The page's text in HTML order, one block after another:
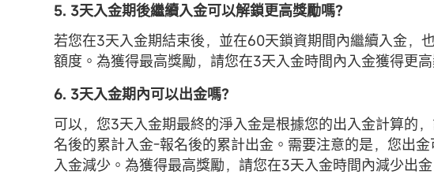
5. 3天入金期後繼續入金可以解鎖更高獎勵嗎？
若您在3天入金期結束後，並在60天鎖資期間內繼續入金，
額度。為獲得最高獎勵，請您在3天入金時間內入金獲得更高
6. 3天入金期內可以出金嗎？
可以，您3天入金期最終的淨入金是根據您的出入金計算的
名後的累計入金-報名後的累計出金。需要注意的是，您出
入金減少。為獲得最高獎勵，請您在3天入金時間內減少出金